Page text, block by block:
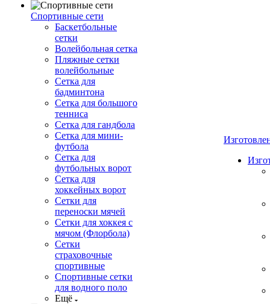
Спортивные сети
Баскетбольные
сетки
Волейбольная сетка
Пляжные сетки
волейбольные
Сетка для
бадминтона
Сетка для большого
тенниса
Сетка для гандбола
Сетка для мини-
футбола
Сетка для
футбольных ворот
Сетка для
хоккейных ворот
Сетки для
переноски мячей
Сетки для хоккея с
мячом (Флорбола)
Сетки
страховочные
спортивные
Спортивные сетки
для водного поло
Ещё